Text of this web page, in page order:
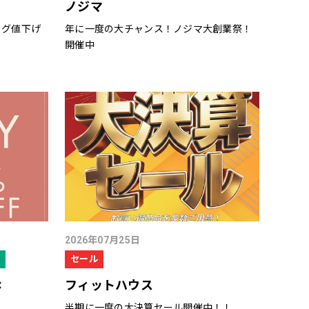
値下げ
ノジマ
年に一度の大チャンス！ノジマ大創業祭！
開催中
2026年07月25日
セール
フィットハウス